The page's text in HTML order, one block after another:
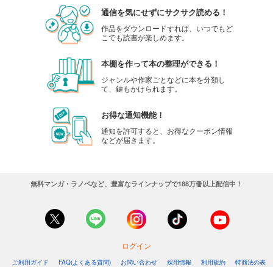
通信を気にせずにサクサク読める！
作品をダウンロードすれば、いつでもど
こでも読書が楽しめます。
本棚を作って本の整理ができる！
ジャンルや作家ごとなどに本を分類し
て、鍵もかけられます。
お得な通知機能！
通知を許可すると、お得なクーポン情報
などが届きます。
無料マンガ・ラノベなど、豊富なラインナップで188万冊以上配信中！
ログイン
ご利用ガイド FAQ(よくある質問) お問い合わせ 採用情報 利用規約
特商法の表